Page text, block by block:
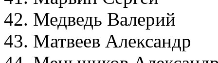
42. Медведь
43. Матвеев